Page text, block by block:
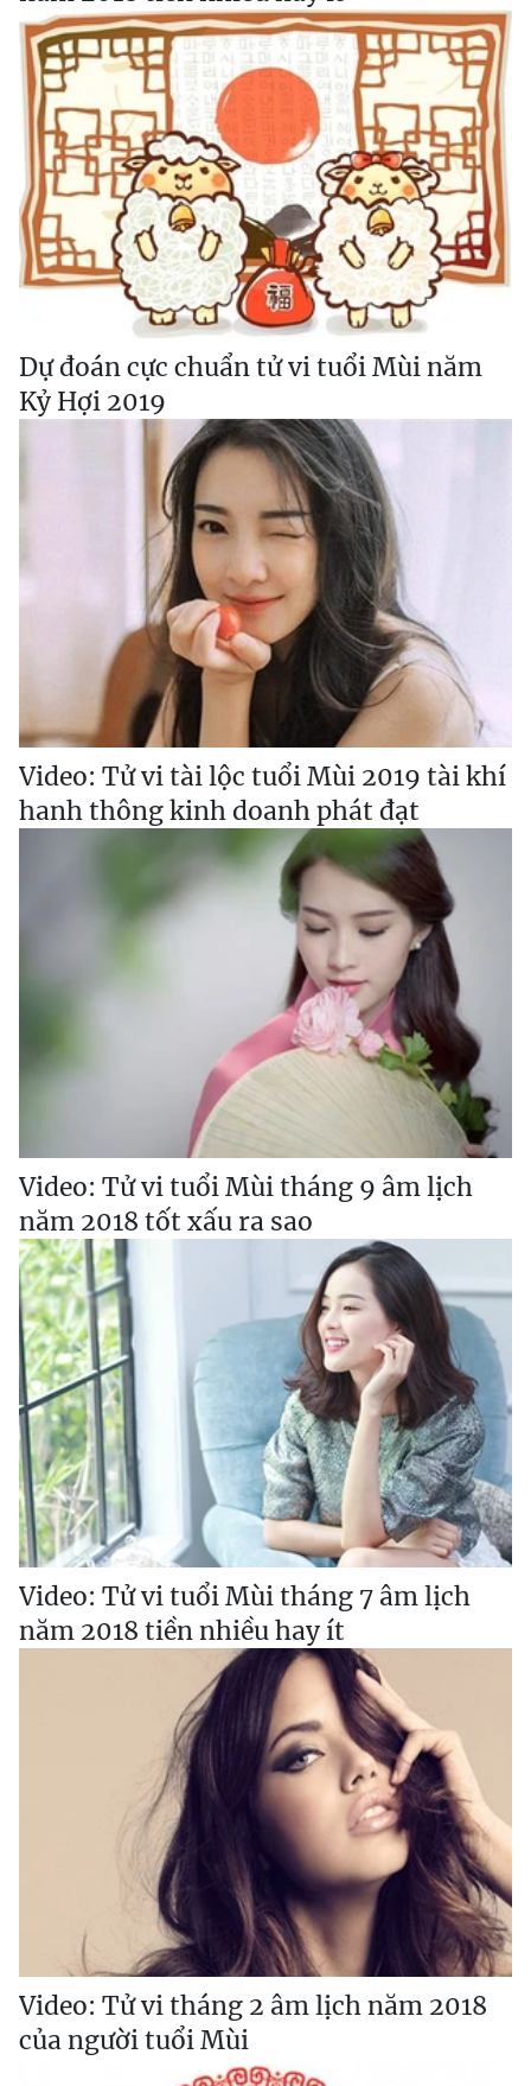
Dự đoán cực chuẩn tử vi tuổi Mùi năm
Kỷ Hợi 2019
Video: Tử vi tài lộc tuổi Mùi 2019 tài khí
hanh thông kinh doanh phát đạt
Video: Tử vi tuổi Mùi tháng 9 âm lịch
năm 2018 tốt xấu ra sao
Video: Tử vi tuổi Mùi tháng 7 âm lịch
năm 2018 tiền nhiều hay ít
Video: Tử vi tháng 2 âm lịch năm 2018
của người tuổi Mùi